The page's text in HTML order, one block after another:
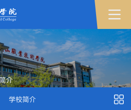
介
学校简介